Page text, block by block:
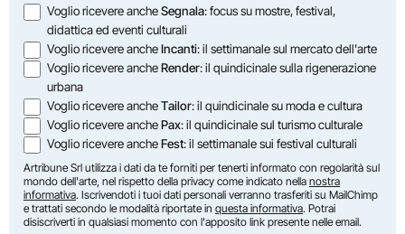
Opzioni
Voglio ricevere ancheSegnala: focus su mostre, festival,
didattica ed eventi culturali
Voglio ricevere ancheIncanti: il settimanale sul mercato dell'arte
Voglio ricevere ancheRender: il quindicinale sulla rigenerazione
urbana
Voglio ricevere ancheTailor: il quindicinale su moda e cultura
Voglio ricevere anchePax: il quindicinale sul turismo culturale
Voglio ricevere ancheFest: il settimanale sui festival culturali
Artribune Srl utilizza i dati da te forniti per tenerti informato con regolarità sul
mondo dell'arte, nel rispetto della privacy come indicato nella nostra
informativa. Iscrivendoti i tuoi dati personali verranno trasferiti su MailChimp
e trattati secondo le modalità riportate in questa informativa. Potrai
disiscriverti in qualsiasi momento con l'apposito link presente nelle email.